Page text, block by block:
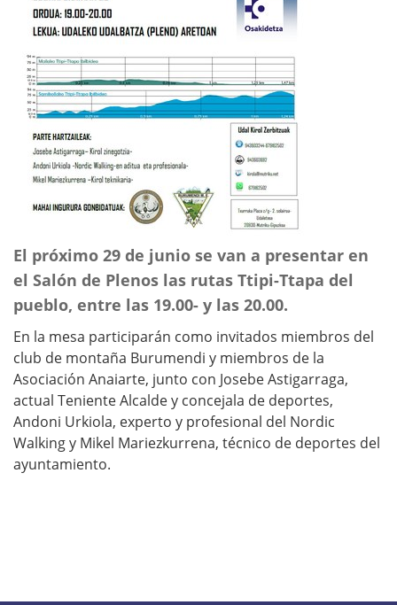
El próximo 29 de junio se van a presentar en
el Salón de Plenos las rutas Ttipi-Ttapa del
pueblo, entre las 19.00- y las 20.00.
En la mesa participarán como invitados miembros del
club de montaña Burumendi y miembros de la
Asociación Anaiarte, junto con Josebe Astigarraga,
actual Teniente Alcalde y concejala de deportes,
Andoni Urkiola, experto y profesional del Nordic
Walking y Mikel Mariezkurrena, técnico de deportes del
ayuntamiento.